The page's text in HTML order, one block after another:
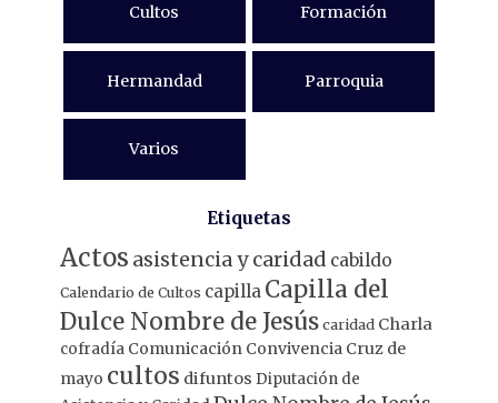
Cultos Formación
Hermandad Parroquia
Varios
Etiquetas
Actos asistencia y caridad cabildo
Calendario de Cultos capilla Capilla del
Dulce Nombre de Jesús caridad Charla
cofradía Comunicación Convivencia Cruz de
mayo cultos difuntos Diputación de